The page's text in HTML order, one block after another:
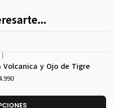
Volcanica y Ojo de Tigre